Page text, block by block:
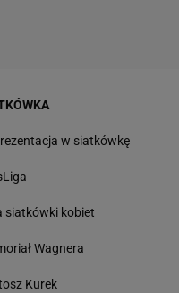
w siatkówkę
siatkówki kobiet
Wagnera
Kurek